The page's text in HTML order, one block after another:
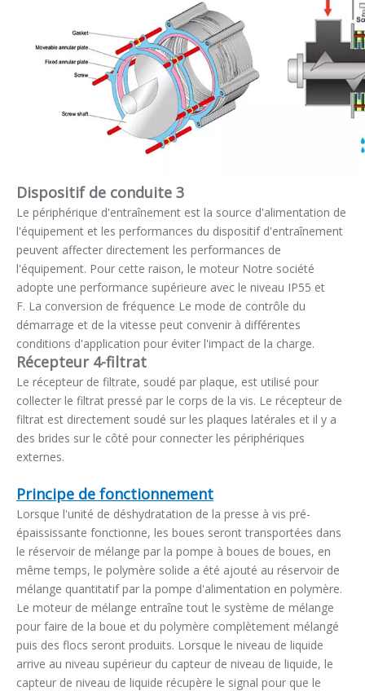
Dispositif de conduite 3
Le périphérique d'entraînement est la source d'alimentation de
l'équipement et les performances du dispositif d'entraînement
peuvent affecter directement les performances de
l'équipement. Pour cette raison, le moteur Notre société
adopte une performance supérieure avec le niveau IP55 et
F. La conversion de fréquence Le mode de contrôle du
démarrage et de la vitesse peut convenir à différentes
conditions d'application pour éviter l'impact de la charge.
Récepteur 4-filtrat
Le récepteur de filtrate, soudé par plaque, est utilisé pour
collecter le filtrat pressé par le corps de la vis. Le récepteur de
filtrat est directement soudé sur les plaques latérales et il y a
des brides sur le côté pour connecter les périphériques
externes.
Principe de fonctionnement
Lorsque l'unité de déshydratation de la presse à vis pré-
épaississante fonctionne, les boues seront transportées dans
le réservoir de mélange par la pompe à boues de boues, en
même temps, le polymère solide a été ajouté au réservoir de
mélange quantitatif par la pompe d'alimentation en polymère.
Le moteur de mélange entraîne tout le système de mélange
pour faire de la boue et du polymère complètement mélangé
puis des flocs seront produits. Lorsque le niveau de liquide
arrive au niveau supérieur du capteur de niveau de liquide, le
capteur de niveau de liquide récupère le signal pour que le